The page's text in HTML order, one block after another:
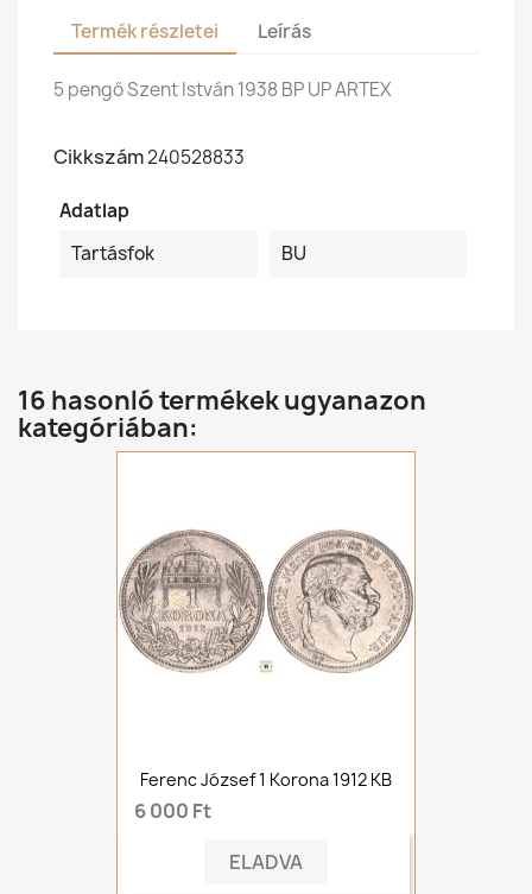
Termék részletei Leírás
5 pengő Szent István 1938 BP UP ARTEX
Cikkszám240528833
Adatlap
Tartásfok
BU
16 hasonló termékek ugyanazon
kategóriában:
Ferenc József 1 Korona 1912 KB
6 000 Ft
ELADVA